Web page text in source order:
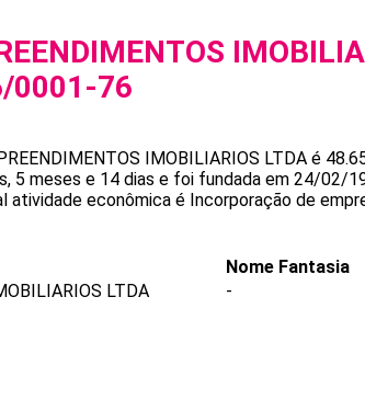
0001-76
IMOBILIARIOS LTDA é
5 meses e 14 dias e foi fundada em 24/02/
atividade econômica é Incorporação de
LTDA
Nome Fantasia
-